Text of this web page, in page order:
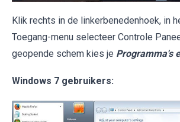
Klik rechts in de linkerbenedenhoek, in
Toegang-menu selecteer Controle
geopende schem kies je Programma's
Windows 7 gebruikers: